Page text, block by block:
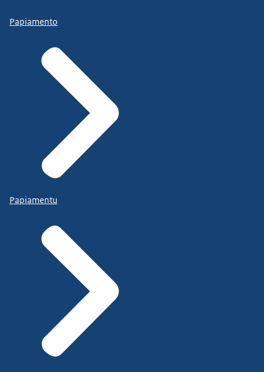
Papiamento
Papiamentu